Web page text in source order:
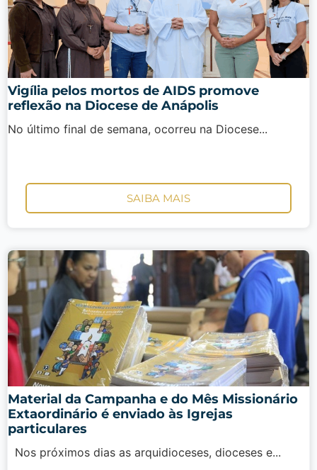
Vigília pelos mortos de AIDS promove
reflexão na Diocese de Anápolis
No último final de semana, ocorreu na Diocese...
SAIBA MAIS
Material da Campanha e do Mês Missionário
Extaordinário é enviado às Igrejas
particulares
Nos próximos dias as arquidioceses, dioceses e...